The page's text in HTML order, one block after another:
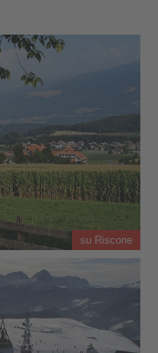
su Riscone